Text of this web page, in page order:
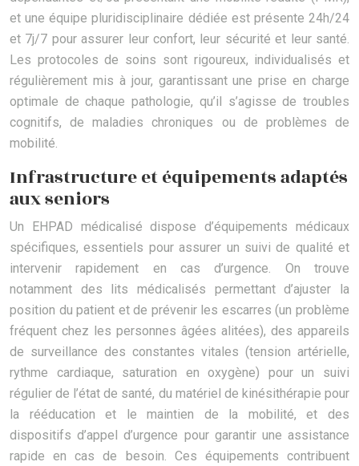
et une équipe pluridisciplinaire dédiée est présente 24h/24
et 7j/7 pour assurer leur confort, leur sécurité et leur santé.
Les protocoles de soins sont rigoureux, individualisés et
régulièrement mis à jour, garantissant une prise en charge
optimale de chaque pathologie, qu’il s’agisse de troubles
cognitifs, de maladies chroniques ou de problèmes de
mobilité.
Infrastructure et équipements adaptés
aux seniors
Un EHPAD médicalisé dispose d’équipements médicaux
spécifiques, essentiels pour assurer un suivi de qualité et
intervenir rapidement en cas d’urgence. On trouve
notamment des lits médicalisés permettant d’ajuster la
position du patient et de prévenir les escarres (un problème
fréquent chez les personnes âgées alitées), des appareils
de surveillance des constantes vitales (tension artérielle,
rythme cardiaque, saturation en oxygène) pour un suivi
régulier de l’état de santé, du matériel de kinésithérapie pour
la rééducation et le maintien de la mobilité, et des
dispositifs d’appel d’urgence pour garantir une assistance
rapide en cas de besoin. Ces équipements contribuent